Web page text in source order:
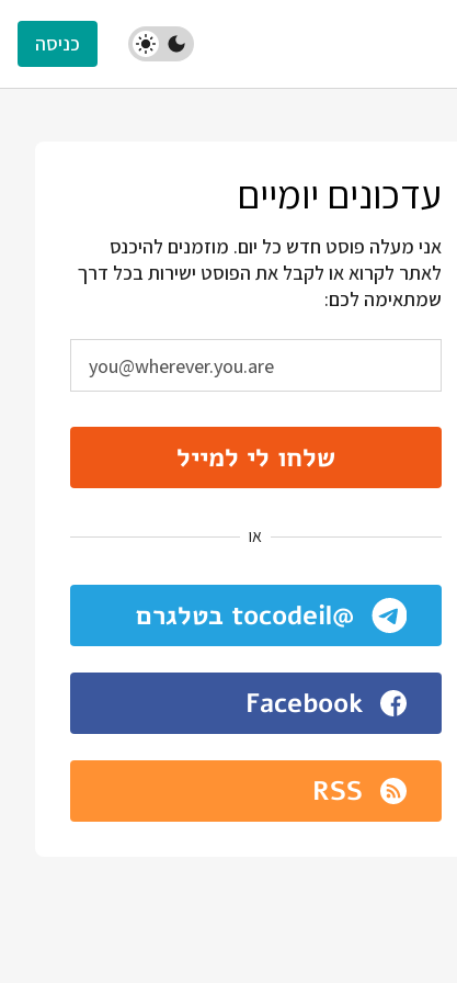
כניסה
עדכונים יומיים
אני מעלה פוסט חדש כל יום. מוזמנים להיכנס
לאתר לקרוא או לקבל את הפוסט ישירות בכל דרך
שמתאימה לכם:
שלחו לי למייל
או
@tocodeil בטלגרם
Facebook
RSS